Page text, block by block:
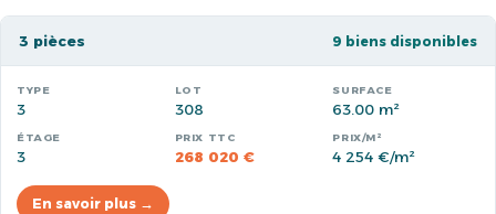
3 pièces 9 biens disponibles
3 308 63.00 m²
3 268 020 € 4 254 €/m²
En savoir plus →